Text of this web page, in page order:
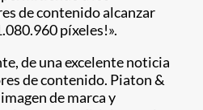
de contenido alcanzar
píxeles!».
de una excelente noticia
de contenido. Piaton &
de marca y